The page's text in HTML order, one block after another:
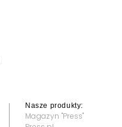
Nasze produkty:
Magazyn "Press"